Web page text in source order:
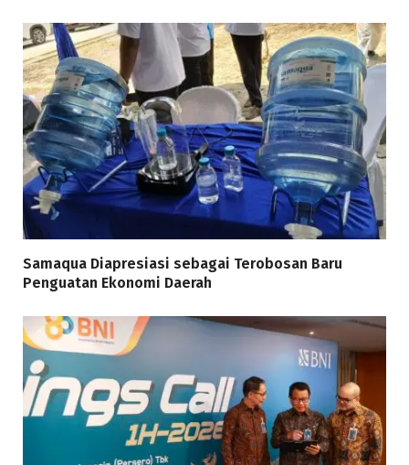
Samaqua Diapresiasi sebagai Terobosan Baru
Penguatan Ekonomi Daerah